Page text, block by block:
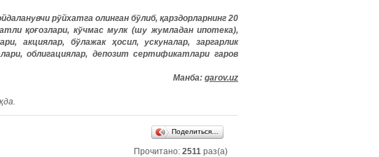
рўйхатга олинган бўлиб, қарздорларнинг 20
қоғозлари, кўчмас мулк(шу жумладан ипотека),
,акциялар, бўлажак ҳосил,ускуналар,заргарлик
,облигациялар, депозит сертификатлари гаров
Манба: garov.uz
Поделиться…
Прочитано: 2511 раз(а)